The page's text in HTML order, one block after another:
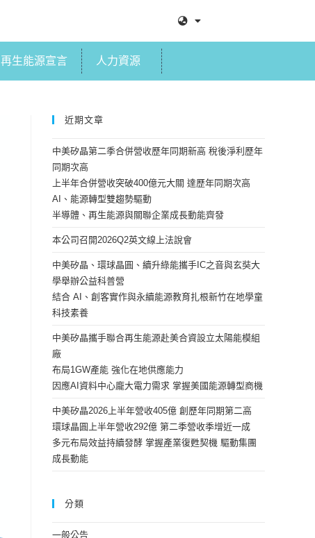
再生能源宣言 人力資源
近期文章
中美矽晶第二季合併營收歷年同期新高 稅後淨利歷年
同期次高
上半年合併營收突破400億元大關 達歷年同期次高
AI、能源轉型雙趨勢驅動
半導體、再生能源與關聯企業成長動能齊發
本公司召開2026Q2英文線上法說會
中美矽晶、環球晶圓、續升綠能攜手IC之音與玄奘大
學舉辦公益科普營
結合 AI、創客實作與永續能源教育扎根新竹在地學童
科技素養
中美矽晶攜手聯合再生能源赴美合資設立太陽能模組
廠
布局1GW產能 強化在地供應能力
因應AI資料中心龐大電力需求 掌握美國能源轉型商機
中美矽晶2026上半年營收405億 創歷年同期第二高
環球晶圓上半年營收292億 第二季營收季增近一成
多元布局效益持續發酵 掌握產業復甦契機 驅動集團
成長動能
分類
一般公告